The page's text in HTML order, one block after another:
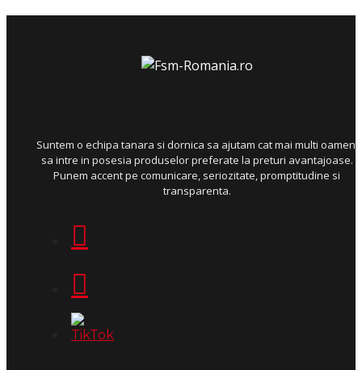
Suntem o echipa tanara si dornica sa ajutam cat mai multi oameni
sa intre in posesia produselor preferate la preturi avantajoase.
Punem accent pe comunicare, seriozitate, promptitudine si
transparenta.